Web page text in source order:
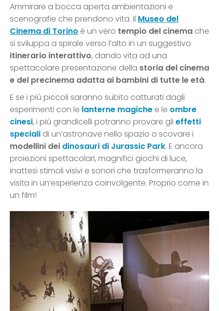
Ammirare a bocca aperta ambientazioni e
scenografie che prendono vita. Il Museo del
Cinema di Torino è un vero tempio del cinema che
si sviluppa a spirale verso l’alto in un suggestivo
itinerario interattivo, dando vita ad una
spettacolare presentazione della storia del cinema
e del precinema adatta ai bambini di tutte le età.
E se i più piccoli saranno subito catturati dagli
esperimenti con le lanterne magiche e le ombre
cinesi, i più grandicelli potranno provare gli effetti
speciali di un’astronave nello spazio o scovare i
modellini dei dinosauri di Jurassic Park. E ancora
proiezioni spettacolari, magnifici giochi di luce,
inattesi stimoli visivi e sonori che trasformeranno la
visita in un’esperienza coinvolgente. Proprio come in
un film!